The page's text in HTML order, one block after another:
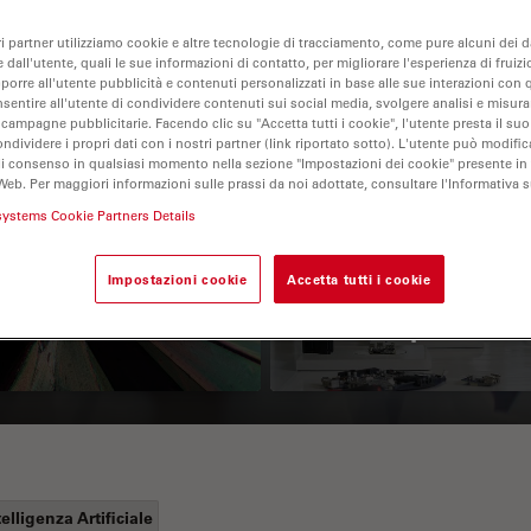
Polarization
Principle
Consider When
Selecting a Stereo
Artificiale
partner utilizziamo cookie e altre tecnologie di tracciamento, come pure alcuni dei
dall'utente, quali le sue informazioni di contatto, per migliorare l'esperienza di
all'utente pubblicità e contenuti personalizzati in base alle sue interazioni con
all'utente di condividere contenuti sui social media, svolgere analisi e
pubblicitarie. Facendo clic su "Accetta tutti i cookie", l'utente presta il
i propri dati con i nostri partner (link riportato sotto). L'utente può
consenso in qualsiasi momento nella sezione "Impostazioni dei cookie" presente
Per maggiori informazioni sulle prassi da noi adottate, consultare l'Informativa
Cookie Partners Details
Impostazioni cookie Accetta tutti i cookie